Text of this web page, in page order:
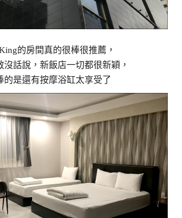
的房間真的很棒很推薦，
沒話說，新飯店一切都很新穎，
的是還有按摩浴缸太享受了